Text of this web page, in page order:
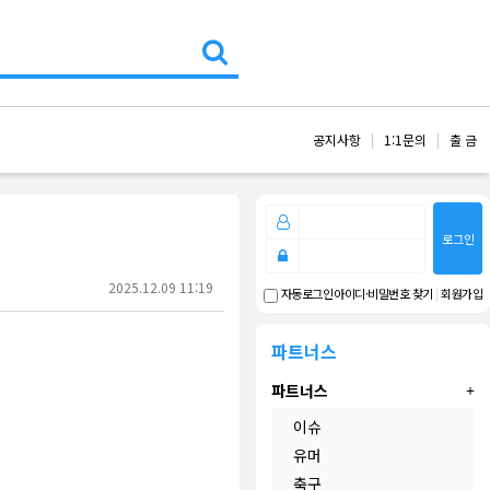
공지사항 1:1문의 출 금
2025.12.09 11:19
로그인
자동로그인아이디·비밀번호 찾기 |회원가입
파트너스
파트너스
이슈
유머
축구